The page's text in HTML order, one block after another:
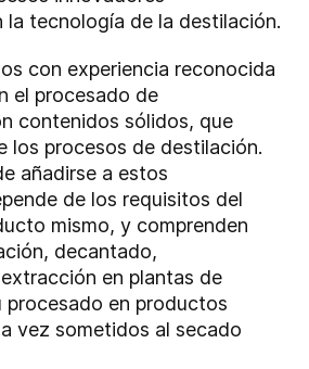
la tecnología de la destilación.
con experiencia reconocida
el procesado de
contenidos sólidos, que
los procesos de destilación.
añadirse a estos
de los requisitos del
mismo, y comprenden
decantado,
en plantas de
procesado en productos
vez sometidos al secado